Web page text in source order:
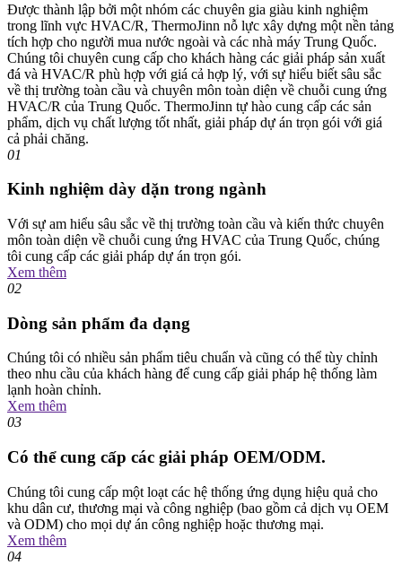
Được thành lập bởi một nhóm các chuyên gia giàu kinh nghiệm
trong lĩnh vực HVAC/R, ThermoJinn nỗ lực xây dựng một nền tảng
tích hợp cho người mua nước ngoài và các nhà máy Trung Quốc.
Chúng tôi chuyên cung cấp cho khách hàng các giải pháp sản xuất
đá và HVAC/R phù hợp với giá cả hợp lý, với sự hiểu biết sâu sắc
về thị trường toàn cầu và chuyên môn toàn diện về chuỗi cung ứng
HVAC/R của Trung Quốc. ThermoJinn tự hào cung cấp các sản
phẩm, dịch vụ chất lượng tốt nhất, giải pháp dự án trọn gói với giá
cả phải chăng.
01
Kinh nghiệm dày dặn trong ngành
Với sự am hiểu sâu sắc về thị trường toàn cầu và kiến ​​thức chuyên
môn toàn diện về chuỗi cung ứng HVAC của Trung Quốc, chúng
tôi cung cấp các giải pháp dự án trọn gói.
Xem thêm
02
Dòng sản phẩm đa dạng
Chúng tôi có nhiều sản phẩm tiêu chuẩn và cũng có thể tùy chỉnh
theo nhu cầu của khách hàng để cung cấp giải pháp hệ thống làm
lạnh hoàn chỉnh.
Xem thêm
03
Có thể cung cấp các giải pháp OEM/ODM.
Chúng tôi cung cấp một loạt các hệ thống ứng dụng hiệu quả cho
khu dân cư, thương mại và công nghiệp (bao gồm cả dịch vụ OEM
và ODM) cho mọi dự án công nghiệp hoặc thương mại.
Xem thêm
04